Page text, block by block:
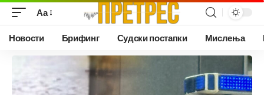
Аа
Новости Брифинг Судски постапки Мислења